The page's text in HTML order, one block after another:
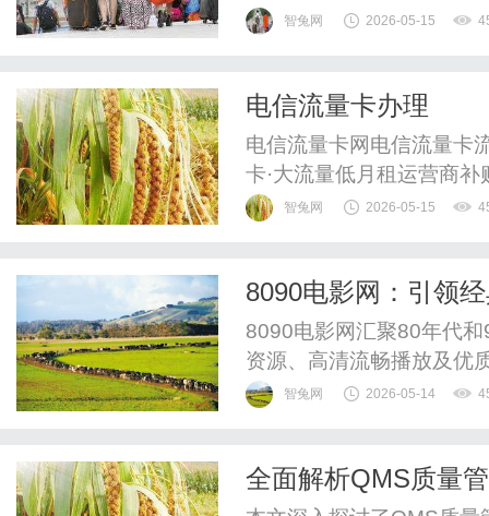
电流量卡，大流量套餐，
覆盖24h客服在线服务关
智兔网 2026-05-15
电信流量卡办理
电信流量卡网电信流量卡
卡·大流量低月租运营商
大流量套餐，享受国家政
邮到家重要说明：市面上
智兔网 2026-05-15
8090电影网：引领
8090电影网汇聚80年代
资源、高清流畅播放及优
智兔网 2026-05-14
全面解析QMS质量